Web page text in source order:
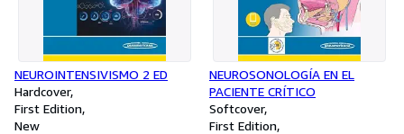
NEUROINTENSIVISMO 2 ED
Hardcover
First Edition
New
NEUROSONOLOGÍA EN EL
PACIENTE CRÍTICO
Softcover
First Edition